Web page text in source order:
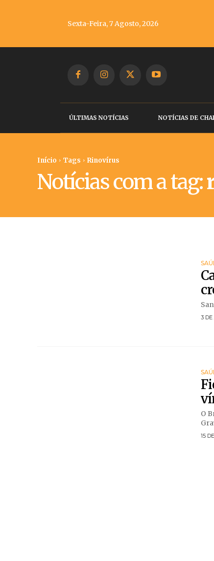
Sexta-Feira, 7 Agosto, 2026
ÚLTIMAS NOTÍCIAS NOTÍCIAS DE
Início Tags Rinovírus
Notícias com a tag:
3 DE
O
15